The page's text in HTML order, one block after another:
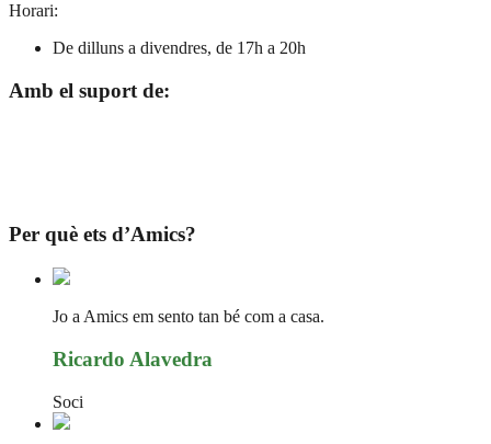
Horari:
De dilluns a divendres, de 17h a 20h
Amb el suport de:
Per què ets d’Amics?
Jo a Amics em sento tan bé com a casa.
Ricardo Alavedra
Soci